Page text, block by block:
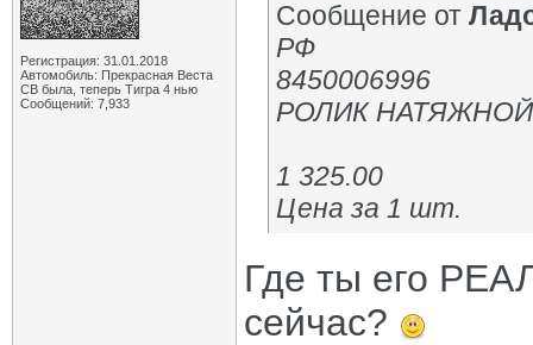
Регистрация: 31.01.2018
Автомобиль: Прекрасная Веста
СВ была, теперь Тигра 4 нью
Сообщений: 7,933
Сообщение от
РФ
8450006996
РОЛИК НАТЯЖНОЙ
1 325.00
Цена за 1 шт.
Где ты его
сейчас?